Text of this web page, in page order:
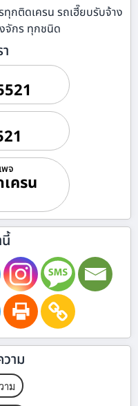
ทุกติดเครน รถเฮี๊ยบรับจ้าง
จักร ทุกชนิด
จ
ครน
าม
าม